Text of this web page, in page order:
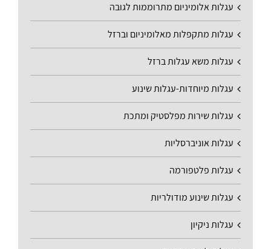
עגלות אלומיניום מתרוממות לגובה
עגלות מתקפלות מאלומיניום וברזל
עגלות משא עגלות ברזל
עגלות מיוחדות-עגלות שינוע
עגלות שירות מפלסטיק ומתכת
עגלות אוניברסליות
עגלות פלטפורמה
עגלות שינוע מודולריות
עגלות ניקיון